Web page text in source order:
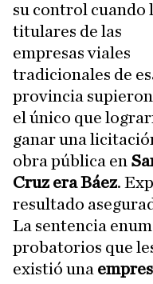
su control cuando
titulares de las
empresas viales
tradicionales de
provincia
el único que
ganar una
obra pública en
Cruz era Báez.
resultado
La sentencia
probatorios que
existió una